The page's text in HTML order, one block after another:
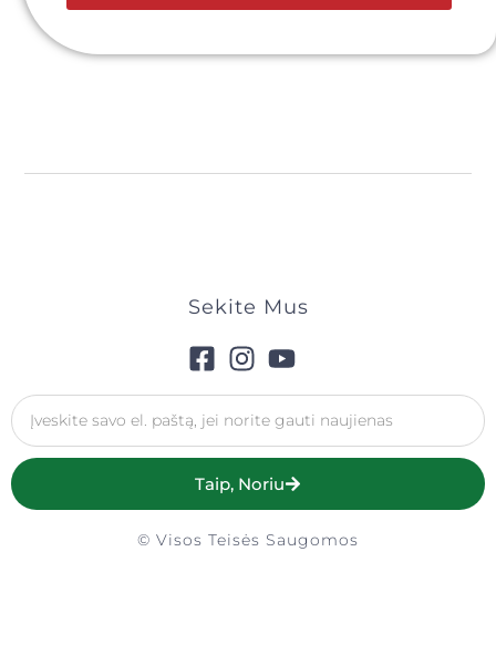
Sekite Mus
Taip, Noriu
© Visos Teisės Saugomos